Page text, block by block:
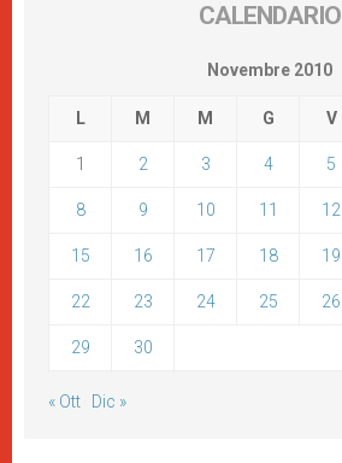
CALENDARIO
Novembre 2010
L M M G V
1 2 3 4 5
8 9 10 11 12
15 16 17 18 19
22 23 24 25 26
29 30
« Ott Dic »